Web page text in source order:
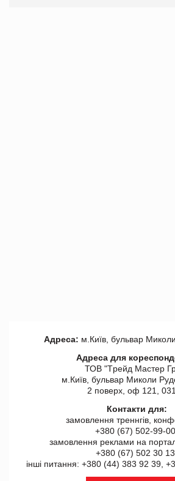
Адреса: м.Київ, бульвар
Адреса для
ТОВ "Tрейд Мастер
м.Київ, бульвар Миколи
2 поверх, оф 121,
Контакти для:
замовлення треннгів,
+380 (67) 502-99-00,
замовлення реклами на
+380 (67) 502 30 13,
інші питання: +380 (44) 383 92 39,